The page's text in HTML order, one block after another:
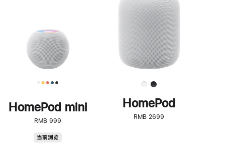
HomePod mini
RMB 999
当前浏览
了
解
HomePod<
HomePod
RMB 2699